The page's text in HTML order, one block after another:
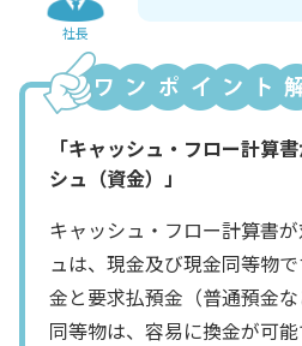
社長
「キャッシュ・フロー計算
シュ（資金）」
キャッシュ・フロー計算書
ュは、現金及び現金同等物
金と要求払預金（普通預金
同等物は、容易に換金が可